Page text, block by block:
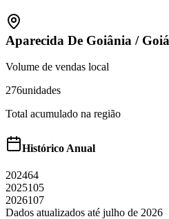
Aparecida De Goiânia /
Volume de vendas local
276unidades
Total acumulado na região
Histórico Anual
202464
2025105
2026107
Dados atualizados até julho de 2026